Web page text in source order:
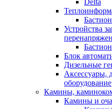
Delta
Бастион
Устройства
Бастион
Блок
Дизельные
Аксессуары,
оборудование
Камины,
Камины и